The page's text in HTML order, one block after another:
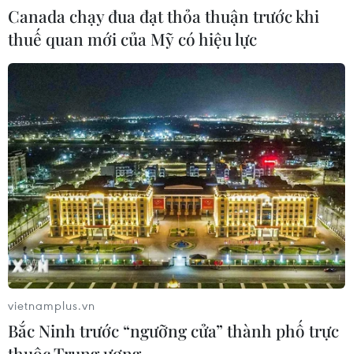
Canada chạy đua đạt thỏa thuận trước khi
thuế quan mới của Mỹ có hiệu lực
vietnamplus.vn
Bắc Ninh trước “ngưỡng cửa” thành phố trực